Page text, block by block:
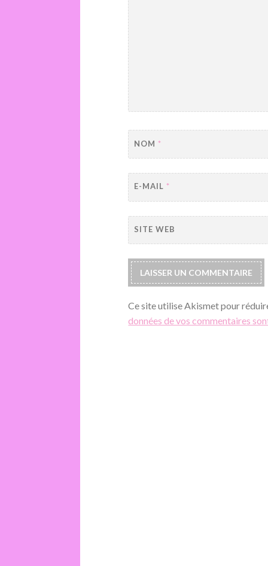
NOM *
E-MAIL *
SITE WEB
Ce site utilise Akismet pour
données de vos commentaires